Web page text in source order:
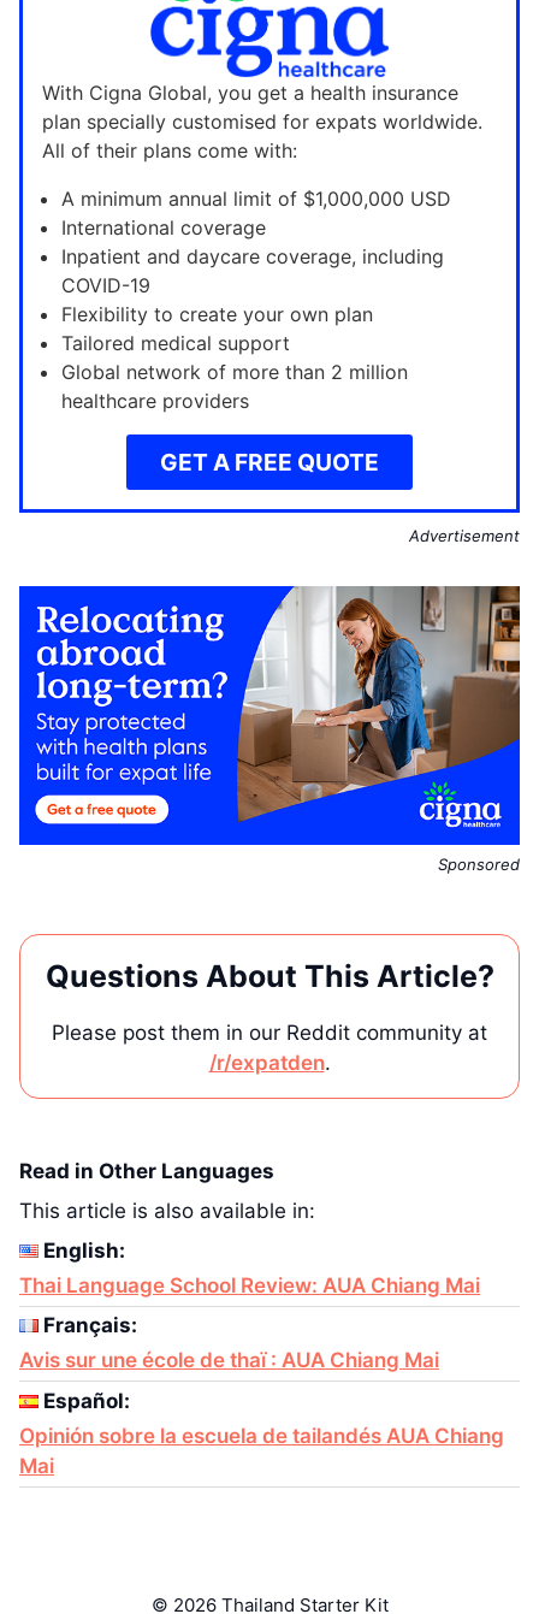
With Cigna Global, you get a health insurance
plan specially customised for expats worldwide.
All of their plans come with:
A minimum annual limit of $1,000,000 USD
International coverage
Inpatient and daycare coverage, including
COVID-19
Flexibility to create your own plan
Tailored medical support
Global network of more than 2 million
healthcare providers
GET A FREE QUOTE
Advertisement
Sponsored
Questions About This Article?
Please post them in our Reddit community at
/r/expatden.
Read in Other Languages
This article is also available in:
English:
Thai Language School Review: AUA Chiang Mai
Français:
Avis sur une école de thaï : AUA Chiang Mai
Español:
Opinión sobre la escuela de tailandés AUA Chiang
Mai
© 2026 Thailand Starter Kit